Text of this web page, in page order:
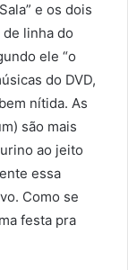
e os dois
linha do
ele “o
do DVD,
nítida. As
são mais
ao jeito
essa
Como se
festa pra